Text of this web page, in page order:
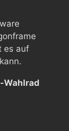
es auf
Wahlrad